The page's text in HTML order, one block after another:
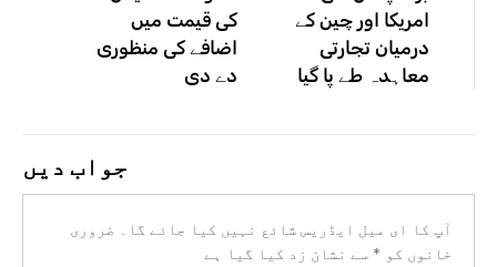
امریکا اور چین کے
درمیان تجارتی
معاہدہ طے پا گیا
کی قیمت میں
اضافے کی منظوری
دے دی
جواب دیں
آپ کا ای میل ایڈریس شائع نہیں کیا جائے گا۔
ضروری
خانوں کو * سے نشان زد کیا گیا ہے